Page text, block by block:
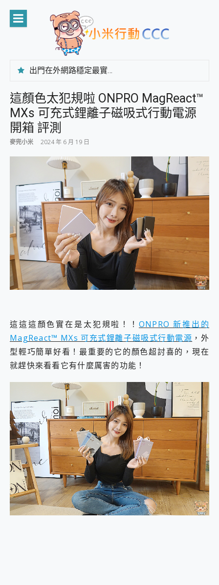
content
出門在外網路穩定最實在 「台灣大哥大」榮獲 4G/5G 在線率全球 NO.3 全台第一與全台六冠王實測心得，走到哪順到哪！
CP 值天花板~ Bongcom BS5 足球君開箱~ 短焦投影機 3千元就能擁有！ 折扣碼在這～
專為 PC上的 XBOX和掌機設計的 FireCuda X1070 SSD 固態硬碟開箱 評測
台灣製攝影機在這裡，100%全無線設計 SpotCam Solo Eco 太陽能防水雲端攝影機 SpotCam Solo 3 2.5K高畫質戶外攝影機 開箱 評測
AI 支付 一錶搞定大小事 Xiaomi Watch 5 開箱 評測
美到讓人超想擁有 moto pad 60 系列 與 Moto | Swarovski razr 60 冰藍限定版本 開箱 評測
好用的 EaseUS Partition Master 讓您輕鬆的移除與格式化有防寫保護的隨身碟或SD卡
一鍵修復模糊影片、舊照的 AI 好幫手! VideoProc Converter AI 新版全解析 × 年末優惠，一篇全看懂
小朋友才做選擇 投影機 RGB藍牙音響 氛圍情境燈 我通通都要！ Starfish 2 幻彩膠囊投影機｜結合「 智慧投影 & 煥彩流動 」的沈浸式生活新體驗
外型超吸晴~ 給您絕佳操控體驗 GravaStar Mercury K1 系列 異星機械鍵盤與 Mercury X 系列 輕量無線電競滑鼠 開箱 評測
開箱~變身「蜘蛛人」椅子軍師！MSI MPG 491CQP QD-OLED 超寬曲面電競螢幕，多工辦公、爽度滿滿的終極桌面體驗
iPhone 17 系列 有認證的防護來囉！ imos 首家導入 UL MCV 行銷宣告驗證的手機配件品牌
DJI Osmo Pocket 3 爽爽帶回家 歡慶 EaseUS 21 週年到來，「Slogan 海報徵稿活動」好康大放送
小巧好吸不擋鏡頭 有Qi2認證的 ONPRO MagReact MXs2 5000mAh薄型磁吸無線急速行動電源 開箱 評測
COMPUTEX 2025 來囉！AGI亞奇雷 AI・Gaming・創作儲存方案登場，趕快來AGI亞奇雷挑戰任務抽 PS5！
自帶線的 有線無線都能充 ONPRO MagReact M5 10000mAh 5合1 磁吸無線急速行動電源 開箱 評測
飛利浦 JS7310 ⚡【電急便｜行動儲能救車電源】 可靠的旅行夥伴！帶給您優異的安全性與強大供電效能
是螢幕也是電視! 一機超多用途「MSI微星 Modern MD272UPSW 27型」 4K IPS 輕薄商用智慧聯網螢幕 開箱 評測
您的專屬AI 助手 Yoga Slim 7 Aura Edition 觸控AI筆電 開箱 評測
realme 14 Pro 超硬軍規、冰感變色實測，realme 14 5G 遊戲戰鬥值爆表，效能x娛樂全都要！
iPhone、Apple Watch、AirPods耳機 三個設備充電一起搞定 ONPRO MagReact™ M3 3 in 1可攜摺疊無線充電器 開箱 評測
好玩好拍 vivo V50 ~ 口袋裡的 Zeiss 潮流攝影棚!
25種洗烘模式一機搞定! Roborock 衣莉莎白 H1 Neo分子篩洗脫烘 AI 滾筒洗衣機
給 MSI Claw 系列電競掌機 最完美的家 MSI Nest Docking Station 掌機專屬擴充底座 開箱 評測
B&O 精品級音響! Home+ 中嘉寬頻 SoundBox 劇院串流盒 開箱 評測
2億 APO蔡司長焦神機降臨~ vivo X200 Pro、vivo X200 就是這麼好拍
EaseUS Vocal Remover 免費線上去聲器一鍵去除人聲 人聲 音樂分離 2024 消除人聲推薦
小體積 40000mAh 超大容量 一次充5個設備 充好充滿 CUKTECH 酷態科 300W 微型充電站 開箱 評測
97.3% 恢復率，資料救援就是這麼簡單 EaseUS Data Recovery Wizard Free 18.0.0 業界最好的資料救援軟體
磁碟系統大風吹 有了 磁碟管理程式 EaseUS Partition Master 就是這麼簡單
這顏色太犯規啦 ONPRO MagReact™
MXs 可充式鋰離子磁吸式行動電源
開箱 評測
麥兜小米 2024 年 6 月 19 日
這這這顏色實在是太犯規啦！！ ONPRO 新推出的
MagReact™ MXs 可充式鋰離子磁吸式行動電源 ，外
型輕巧簡單好看！最重要的它的顏色超討喜的，現在
就趕快來看看它有什麼厲害的功能！